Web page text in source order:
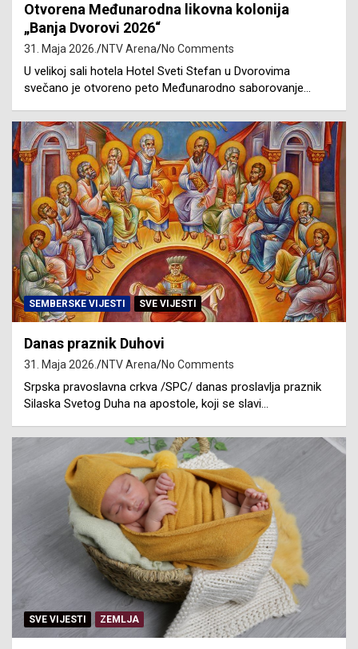
Otvorena Međunarodna likovna kolonija
„Banja Dvorovi 2026“
31. Maja 2026. NTV Arena No Comments
U velikoj sali hotela Hotel Sveti Stefan u Dvorovima
svečano je otvoreno peto Međunarodno saborovanje…
SEMBERSKE VIJESTI SVE VIJESTI
Danas praznik Duhovi
31. Maja 2026. NTV Arena No Comments
Srpska pravoslavna crkva /SPC/ danas proslavlja praznik
Silaska Svetog Duha na apostole, koji se slavi…
SVE VIJESTI ZEMLJA